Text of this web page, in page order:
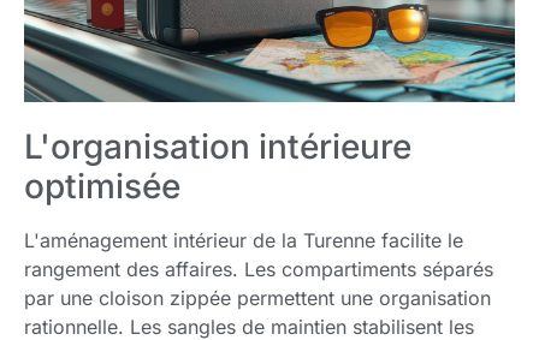
L'organisation intérieure
optimisée
L'aménagement intérieur de la Turenne facilite le
rangement des affaires. Les compartiments séparés
par une cloison zippée permettent une organisation
rationnelle. Les sangles de maintien stabilisent les